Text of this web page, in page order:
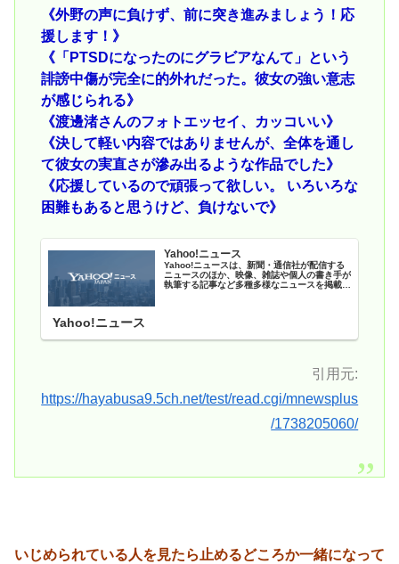
《外野の声に負けず、前に突き進みましょう！応
援します！》
《「PTSDになったのにグラビアなんて」という
誹謗中傷が完全に的外れだった。彼女の強い意志
が感じられる》
《渡邊渚さんのフォトエッセイ、カッコいい》
《決して軽い内容ではありませんが、全体を通し
て彼女の実直さが滲み出るような作品でした》
《応援しているので頑張って欲しい。 いろいろな
困難もあると思うけど、負けないで》
Yahoo!ニュース
Yahoo!ニュースは、新聞・通信社が配信する
ニュースのほか、映像、雑誌や個人の書き手が
執筆する記事など多種多様なニュースを掲載し
Yahoo!ニュース
引用元:
https://hayabusa9.5ch.net/test/read.cgi/mnewsplus
/1738205060/
いじめられている人を見たら止めるどころか一緒になって